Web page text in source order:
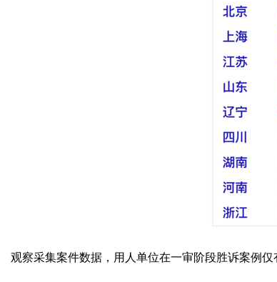
观察采集案件数据，用人单位在一审阶段胜诉案例仅